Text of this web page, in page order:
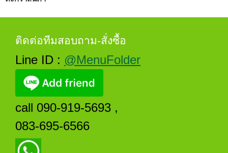
ติดต่อทีมสอบถาม-สั่งซื้อ
Line ID : @MenuFolder
call 090-919-5693 ,
083-695-6566